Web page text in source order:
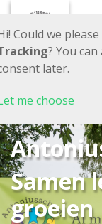
Samen
groeien
Could we
? You
later.
me choose